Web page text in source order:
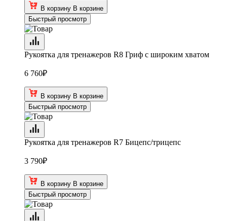
В корзину В корзине
Быстрый просмотр
Рукоятка для тренажеров R8 Гриф с широким хватом
6 760₽
В корзину В корзине
Быстрый просмотр
Рукоятка для тренажеров R7 Бицепс/трицепс
3 790₽
В корзину В корзине
Быстрый просмотр